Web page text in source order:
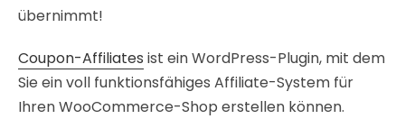
übernimmt!
Coupon-Affiliates ist ein WordPress-Plugin, mit dem
Sie ein voll funktionsfähiges Affiliate-System für
Ihren WooCommerce-Shop erstellen können.